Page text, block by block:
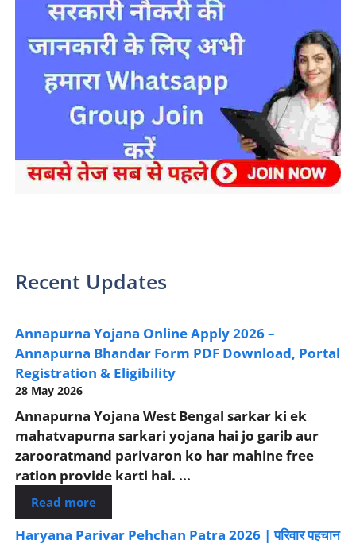
Recent Updates
Annapurna Yojana Online Apply 2026 –
Annapurna Bhandar Form PDF Download, Portal
Registration & Eligibility
28 May 2026
Annapurna Yojana West Bengal sarkar ki ek
mahatvapurna sarkari yojana hai jo garib aur
zarooratmand parivaron ko har mahine free
ration provide karti hai. ...
Read more
Haryana Parivar Pehchan Patra 2026 | परिवार पहचान